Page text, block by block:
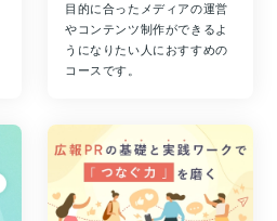
目的に合ったメディアの運営
やコンテンツ制作ができるよ
うになりたい人におすすめの
コースです。